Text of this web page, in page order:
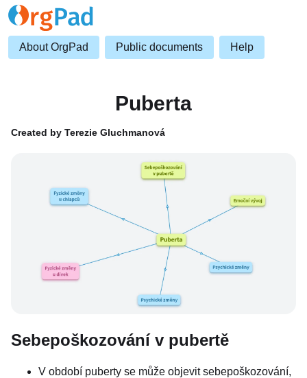
About OrgPad Public documents Help
Puberta
Created by Terezie Gluchmanová
Sebepoškozování v pubertě
V období puberty se může objevit sebepoškozování,